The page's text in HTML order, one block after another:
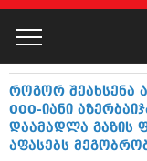
კატალოგი
პოლიტიკა
როგორ შეახსენა
000-იანი
დაამადლა გაზის
აფასებს